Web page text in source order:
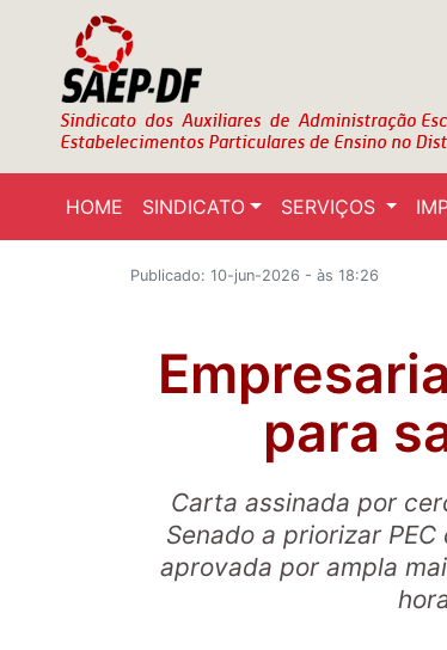
HOME SINDICATO SERVIÇOS
Publicado: 10-jun-2026 - às 18:26
para
Carta assinada por
Senado a priorizar
aprovada por ampla